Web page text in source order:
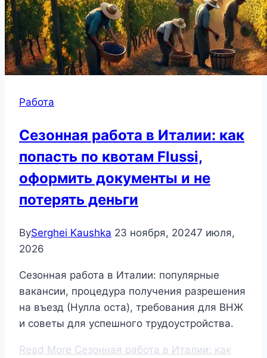
Работа
Сезонная работа в Италии: как
попасть по квотам Flussi,
оформить документы и не
потерять деньги
BySerghei Kaushka 23 ноября, 20247 июля,
2026
Сезонная работа в Италии: популярные
вакансии, процедура получения разрешения
на въезд (Нулла оста), требования для ВНЖ
и советы для успешного трудоустройства.
Read More Сезонная работа в Италии: как